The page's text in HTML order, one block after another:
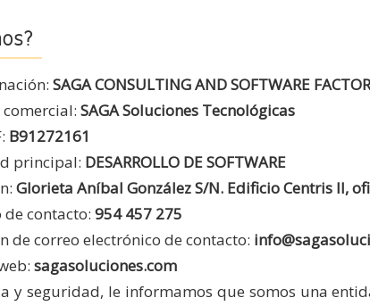
SAGA CONSULTING AND SOFTWARE
SAGA Soluciones Tecnológicas
B91272161
principal: DESARROLLO DE SOFTWARE
Glorieta Aníbal González S/N. Edificio Centris II,
contacto: 954 457 275
de correo electrónico de contacto:
sagasoluciones.com
y seguridad, le informamos que somos una